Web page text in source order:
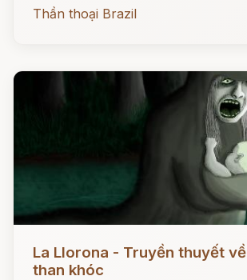
Thần thoại Brazil
La Llorona - Truyền thuyết
than khóc